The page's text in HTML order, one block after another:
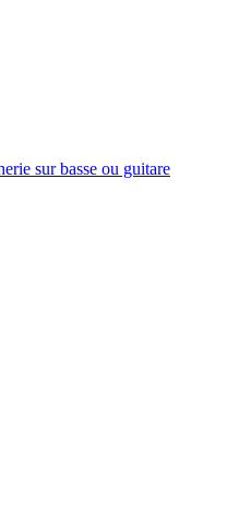
sur basse ou guitare